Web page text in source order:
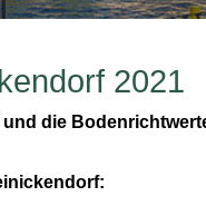
2021
die